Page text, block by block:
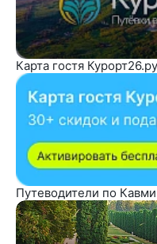
Карта гостя Курорт26.ру
Путеводители по